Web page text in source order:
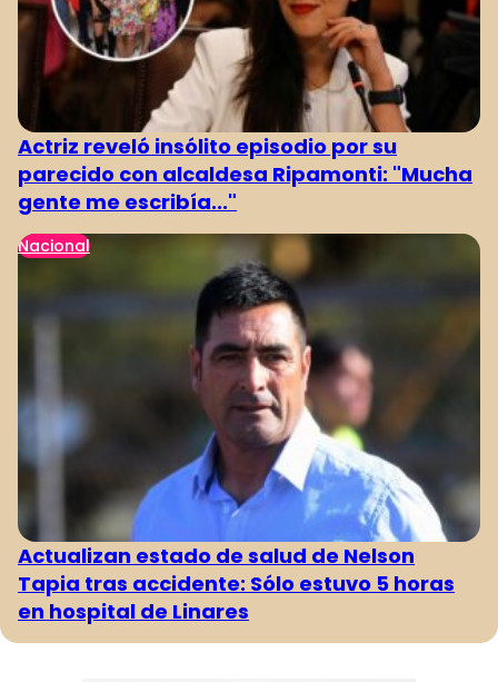
Actriz reveló insólito episodio por su
parecido con alcaldesa Ripamonti: "Mucha
gente me escribía..."
Nacional
Actualizan estado de salud de Nelson
Tapia tras accidente: Sólo estuvo 5 horas
en hospital de Linares